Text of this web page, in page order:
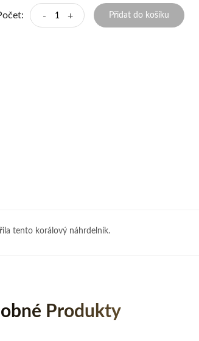
- + Přidat do košíku
tento korálový náhrdelník.
Produkty